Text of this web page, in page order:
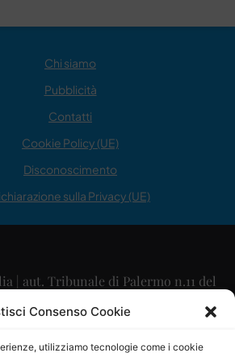
Consenso Cookie
utilizziamo tecnologie come i cookie
Chi siamo
Pubblicità
Contatti
Cookie Policy (UE)
Disconoscimento
sulla Privacy (UE)
| aut. Tribunale di Palermo n.11 del
29/09/2015